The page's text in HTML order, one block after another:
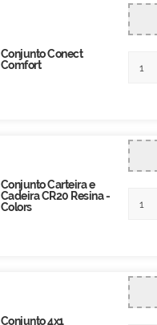
Conjunto Conect
Comfort
Conjunto Carteira e
Cadeira CR20 Resina -
Colors
Conjunto 4x1